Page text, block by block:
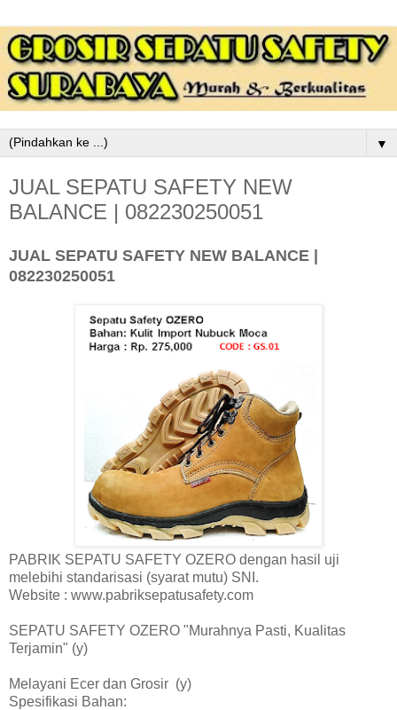
▼
JUAL SEPATU SAFETY NEW
BALANCE | 082230250051
JUAL SEPATU SAFETY NEW BALANCE |
082230250051
PABRIK SEPATU SAFETY OZERO dengan hasil uji
melebihi standarisasi (syarat mutu) SNI.
Website : www.pabriksepatusafety.com
SEPATU SAFETY OZERO "Murahnya Pasti, Kualitas
Terjamin" (y)
Melayani Ecer dan Grosir (y)
Spesifikasi Bahan: